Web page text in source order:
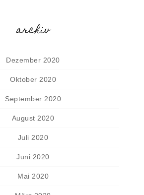
archiv
Dezember 2020
Oktober 2020
September 2020
August 2020
Juli 2020
Juni 2020
Mai 2020